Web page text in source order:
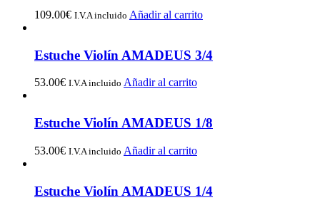
109.00€ I.V.A incluido Añadir al carrito
Estuche Violín AMADEUS 3/4
53.00€ I.V.A incluido Añadir al carrito
Estuche Violín AMADEUS 1/8
53.00€ I.V.A incluido Añadir al carrito
Estuche Violín AMADEUS 1/4